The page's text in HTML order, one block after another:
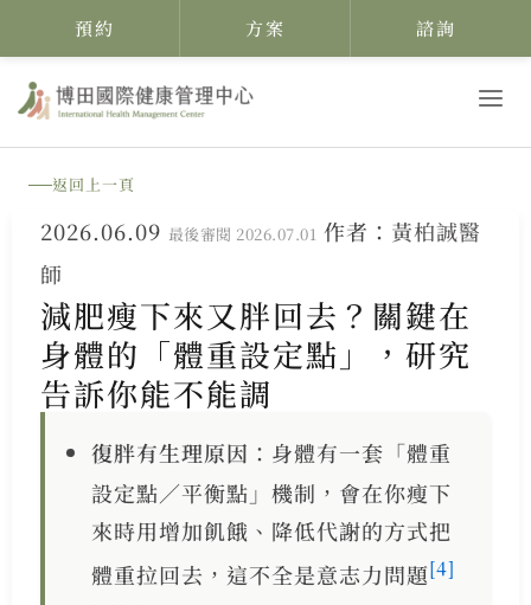
至
主
預約 方案 諮詢
返回上一頁
2026.06.09 最後審閱 2026.07.01 作者： 黃柏誠醫
師
減肥瘦下來又胖回去？關鍵在
身體的「體重設定點」，研究
告訴你能不能調
復胖有生理原因 ：身體有一套「體重
設定點／平衡點」機制，會在你瘦下
來時用增加飢餓、降低代謝的方式把
體重拉回去，這不全是意志力問題[4]